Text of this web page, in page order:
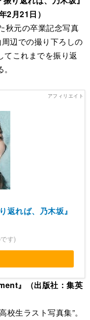
2月21日）
秋元の卒業記念写真
辺での撮り下ろしの
てこれまでを振り返
れば、乃木坂』
す)
』（出版社：集英
生ラスト写真集”。